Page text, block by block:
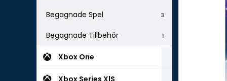
3
Begagnade Spel
1
Begagnade Tillbehör
Xbox One
Xbox Series X|S